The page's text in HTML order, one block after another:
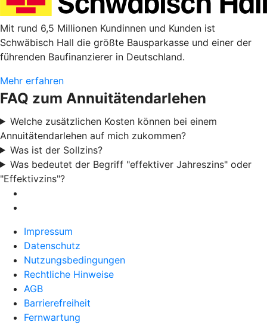
Mit rund 6,5 Millionen Kundinnen und Kunden ist
Schwäbisch Hall die größte Bausparkasse und einer der
führenden Baufinanzierer in Deutschland.
Mehr erfahren
FAQ zum Annuitätendarlehen
Welche zusätzlichen Kosten können bei einem
Annuitätendarlehen auf mich zukommen?
Was ist der Sollzins?
Was bedeutet der Begriff "effektiver Jahreszins" oder
"Effektivzins"?
Impressum
Datenschutz
Nutzungsbedingungen
Rechtliche Hinweise
AGB
Barrierefreiheit
Fernwartung